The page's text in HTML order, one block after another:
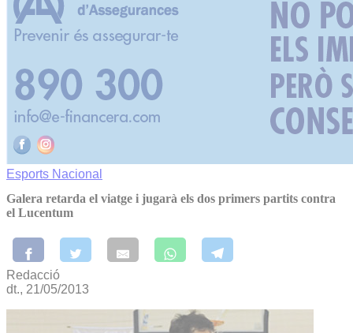
Esports Nacional
Galera retarda el viatge i jugarà els dos primers partits contra
el Lucentum
Redacció
dt., 21/05/2013